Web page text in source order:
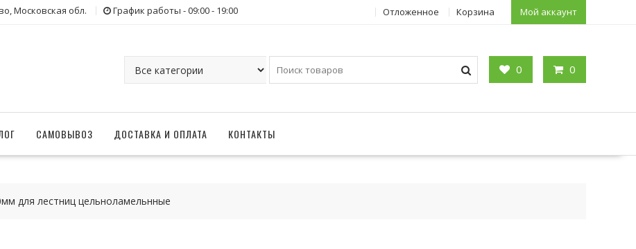
Московская обл. График работы - 09:00 - 19:00 Отложенное Корзина Мой аккаунт
0 0
САМОВЫВОЗ ДОСТАВКА И ОПЛАТА КОНТАКТЫ
для лестниц цельноламельнные